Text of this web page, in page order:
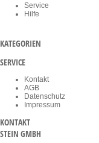
Service
Hilfe
KATEGORIEN
SERVICE
Kontakt
AGB
Datenschutz
Impressum
KONTAKT
STEIN GMBH